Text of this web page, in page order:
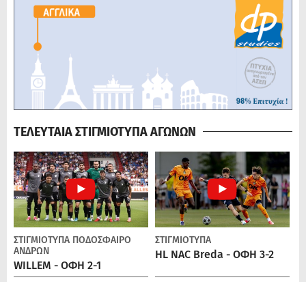
ΤΕΛΕΥΤΑΙΑ ΣΤΙΓΜΙΟΤΥΠΑ ΑΓΩΝΩΝ
ΣΤΙΓΜΙΟΤΥΠΑ ΠΟΔΌΣΦΑΙΡΟ
ΑΝΔΡΏΝ
WILLEM - ΟΦΗ 2-1
ΣΤΙΓΜΙΟΤΥΠΑ
HL NAC Breda - ΟΦΗ 3-2